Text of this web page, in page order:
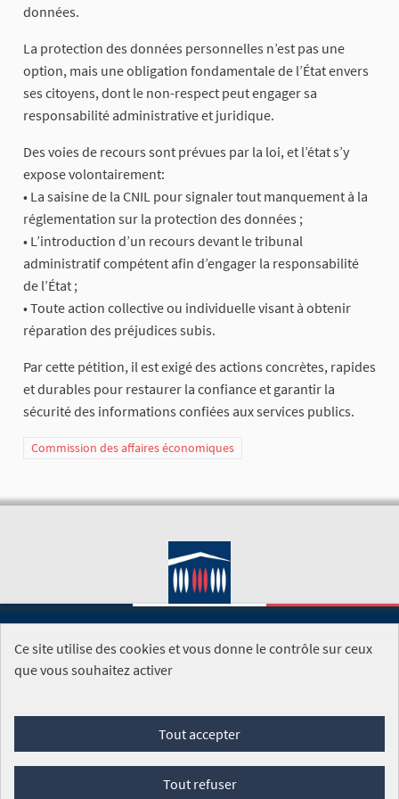
données.
La protection des données personnelles n’est pas une
option, mais une obligation fondamentale de l’État envers
ses citoyens, dont le non-respect peut engager sa
responsabilité administrative et juridique.
Des voies de recours sont prévues par la loi, et l’état s’y
expose volontairement:
• La saisine de la CNIL pour signaler tout manquement à la
réglementation sur la protection des données ;
• L’introduction d’un recours devant le tribunal
administratif compétent afin d’engager la responsabilité
de l’État ;
• Toute action collective ou individuelle visant à obtenir
réparation des préjudices subis.
Par cette pétition, il est exigé des actions concrètes, rapides
et durables pour restaurer la confiance et garantir la
sécurité des informations confiées aux services publics.
Commission des affaires économiques
SITE DE L'ASSEMBLÉE NATIONALE
Foire aux questions
Conditions générales d'utilisation (CGU)
Mentions légales
Cookies
Ce site utilise des cookies et vous donne le contrôle sur ceux
que vous souhaitez activer
Tout accepter
Tout refuser